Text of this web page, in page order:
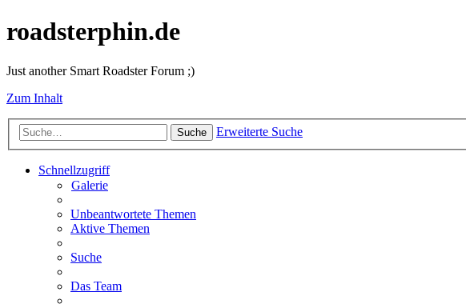
roadsterphin.de
Just another Smart Roadster Forum ;)
Zum Inhalt
Suche Erweiterte Suche
Schnellzugriff
Galerie
Unbeantwortete Themen
Aktive Themen
Suche
Das Team